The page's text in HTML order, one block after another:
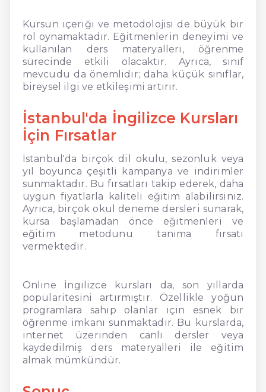
Kursun içeriği ve metodolojisi de büyük bir
rol oynamaktadır. Eğitmenlerin deneyimi ve
kullanılan ders materyalleri, öğrenme
sürecinde etkili olacaktır. Ayrıca, sınıf
mevcudu da önemlidir; daha küçük sınıflar,
bireysel ilgi ve etkileşimi artırır.
İstanbul'da İngilizce Kursları
İçin Fırsatlar
İstanbul'da birçok dil okulu, sezonluk veya
yıl boyunca çeşitli kampanya ve indirimler
sunmaktadır. Bu fırsatları takip ederek, daha
uygun fiyatlarla kaliteli eğitim alabilirsiniz.
Ayrıca, birçok okul deneme dersleri sunarak,
kursa başlamadan önce eğitmenleri ve
eğitim metodunu tanıma fırsatı
vermektedir.
Online İngilizce kursları da, son yıllarda
popülaritesini artırmıştır. Özellikle yoğun
programlara sahip olanlar için esnek bir
öğrenme imkanı sunmaktadır. Bu kurslarda,
internet üzerinden canlı dersler veya
kaydedilmiş ders materyalleri ile eğitim
almak mümkündür.